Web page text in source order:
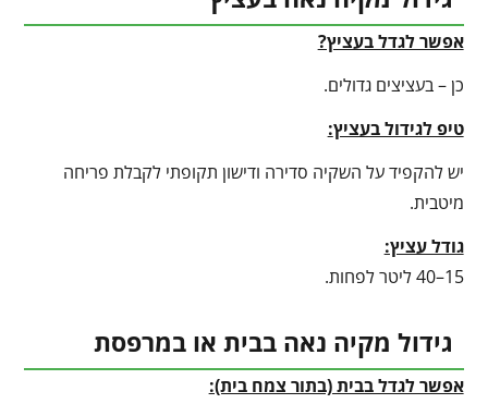
אפשר לגדל בעציץ?
כן – בעציצים גדולים.
טיפ לגידול בעציץ:
יש להקפיד על השקיה סדירה ודישון תקופתי לקבלת פריחה
מיטבית.
גודל עציץ:
15–40 ליטר לפחות.
גידול מקיה נאה בבית או במרפסת
אפשר לגדל בבית (בתור צמח בית):